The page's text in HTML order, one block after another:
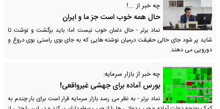
چه خبر از ...!
حال همه خوب است جز ما و ایران
نماد برتر - حال دلمان خوب نیست اما؛ باید برگشت و نوشت تا
شاید پر شود جای خالی حقیقت درمیان نوشته هایی که به جای بوی راستی بوی دروغ و
دورویی می دهند.
چه خبر از بازار سرمایه:
بورس آماده برای جهشی غیرواقعی!
نماد برتر - به نظر می رسد بازار سرمایه قرار است برای بار چندم به